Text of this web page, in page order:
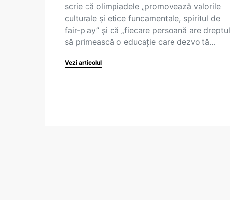
scrie că olimpiadele „promovează valorile
culturale și etice fundamentale, spiritul de
fair-play” și că „fiecare persoană are dreptul
să primească o educație care dezvoltă…
Vezi articolul